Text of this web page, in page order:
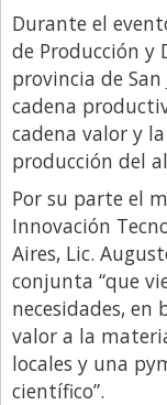
Durante el
de Producción y
provincia de
cadena
cadena valor y
producción del
Por su parte el
Innovación
Aires, Lic.
conjunta “que
necesidades, en
valor a la
locales y una
científico”.